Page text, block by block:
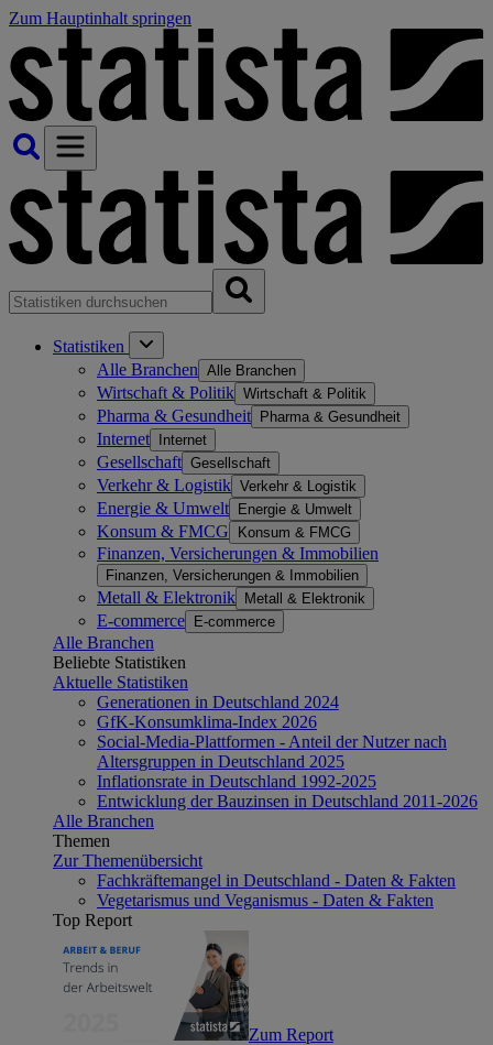
Zum Hauptinhalt springen
Statistiken
Alle Branchen Alle Branchen
Wirtschaft & Politik Wirtschaft & Politik
Pharma & Gesundheit Pharma & Gesundheit
Internet Internet
Gesellschaft Gesellschaft
Verkehr & Logistik Verkehr & Logistik
Energie & Umwelt Energie & Umwelt
Konsum & FMCG Konsum & FMCG
Finanzen, Versicherungen & Immobilien
Finanzen, Versicherungen & Immobilien
Metall & Elektronik Metall & Elektronik
E-commerce E-commerce
Alle Branchen
Beliebte Statistiken
Aktuelle Statistiken
Generationen in Deutschland 2024
GfK-Konsumklima-Index 2026
Social-Media-Plattformen - Anteil der Nutzer nach
Altersgruppen in Deutschland 2025
Inflationsrate in Deutschland 1992-2025
Entwicklung der Bauzinsen in Deutschland 2011-2026
Alle Branchen
Themen
Zur Themenübersicht
Fachkräftemangel in Deutschland - Daten & Fakten
Vegetarismus und Veganismus - Daten & Fakten
Top Report
Zum Report